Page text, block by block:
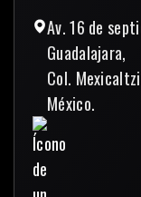
Av. 16 de
Guadalajara,
Col.
México.